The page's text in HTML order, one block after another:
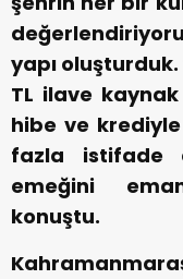
yapı oluşturduk.
TL ilave kaynak
hibe ve
fazla istifade
emeğini
konuştu.